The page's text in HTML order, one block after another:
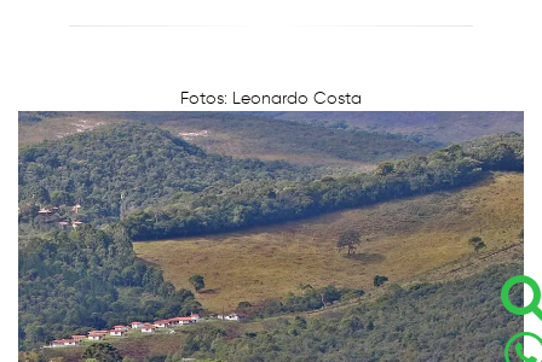
Fotos: Leonardo Costa